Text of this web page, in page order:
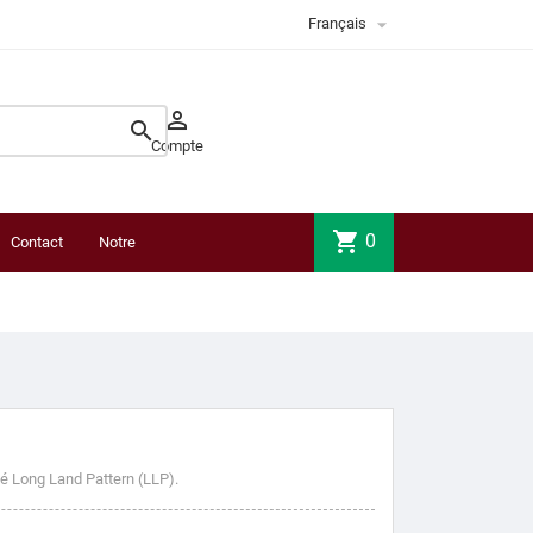
Français 
 
Compte
Contact Notre shopping_cart 0
Long Land Pattern (LLP).